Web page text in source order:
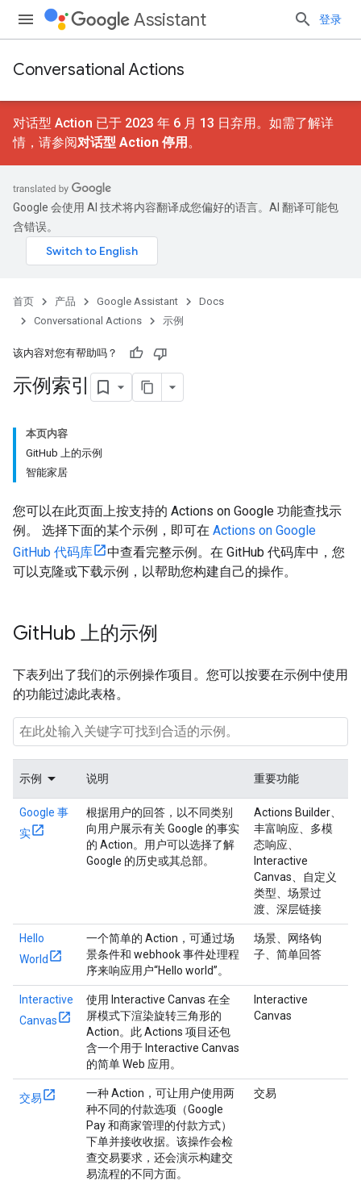
Assistant 登录
Conversational Actions
对话型 Action 已于 2023 年 6 月 13 日弃用。如需了解详
情，请参阅对话型 Action 停用 。
Google 会使用 AI 技术将内容翻译成您偏好的语言。AI 翻译可能包
含错误。
首页 产品 Google Assistant
Docs
Conversational Actions
示例
该内容对您有帮助吗？
示例索引
本页内容
GitHub 上的示例
智能家居
您可以在此页面上按支持的 Actions on Google 功能查找示
例。 选择下面的某个示例，即可在 Actions on Google
GitHub 代码库
中查看完整示例。在 GitHub 代码库中，您
可以克隆或下载示例，以帮助您构建自己的操作。
GitHub 上的示例
下表列出了我们的示例操作项目。您可以按要在示例中使用
的功能过滤此表格。
示例 说明 重要功能
Google 事
实
根据用户的回答，以不同类别
向用户展示有关 Google 的事实
的 Action。用户可以选择了解
Google 的历史或其总部。
Actions Builder、
丰富响应、多模
态响应、
Interactive
Canvas、自定义
类型、场景过
渡、深层链接
Hello
World
一个简单的 Action，可通过场
景条件和 webhook 事件处理程
序来响应用户“Hello world”。
场景、网络钩
子、简单回答
Interactive
Canvas
使用 Interactive Canvas 在全
屏模式下渲染旋转三角形的
Action。此 Actions 项目还包
含一个用于 Interactive Canvas
的简单 Web 应用。
Interactive
Canvas
交易
一种 Action，可让用户使用两
种不同的付款选项（Google
Pay 和商家管理的付款方式）
下单并接收收据。该操作会检
查交易要求，还会演示构建交
易流程的不同方面。
交易